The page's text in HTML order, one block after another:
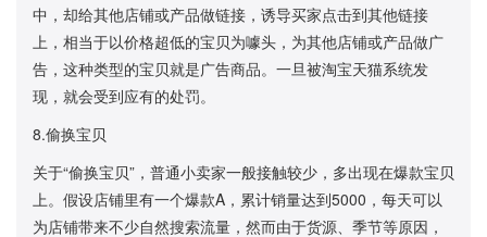
中，却给其他店铺或产品做链接，诱导买家点击到其他链接
上，相当于以价格超低的宝贝为噱头，为其他店铺或产品做广
告，这种类型的宝贝就是广告商品。一旦被淘宝天猫系统发
现，就会受到应有的处罚。
8.偷换宝贝
关于“偷换宝贝”，普通小卖家一般接触较少，多出现在爆款宝贝
上。假设店铺里有一个爆款A，累计销量达到5000，每天可以
为店铺带来不少自然搜索流量，然而由于货源、季节等原因，